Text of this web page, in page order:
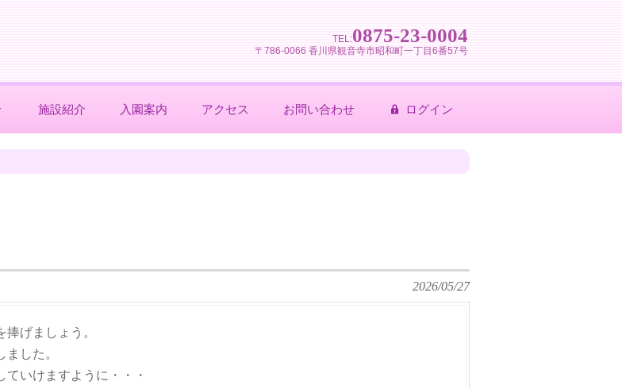
TEL:0875-23-0004
〒786-0066 香川県観音寺市昭和町一丁目6番57号
施設紹介 入園案内 アクセス お問い合わせ ログイン
2026/05/27
げましょう。
した。
いけますように・・・